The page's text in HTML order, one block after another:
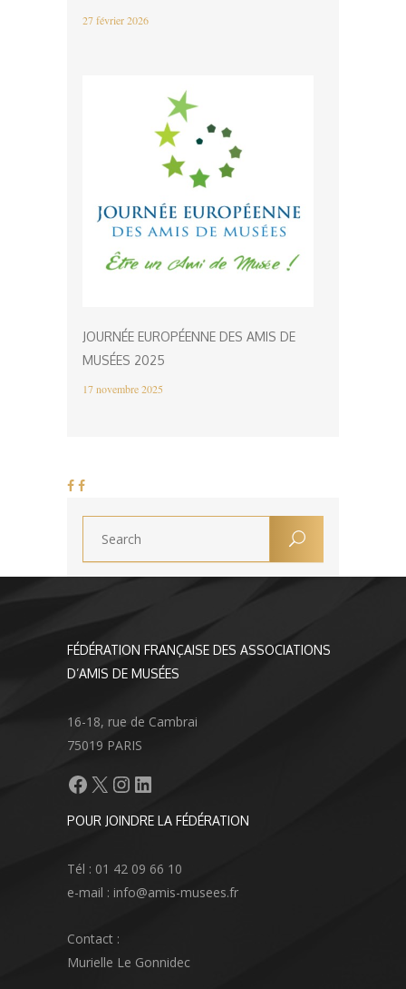
27 février 2026
JOURNÉE EUROPÉENNE DES AMIS DE
MUSÉES 2025
17 novembre 2025
FÉDÉRATION FRANÇAISE DES ASSOCIATIONS
D’AMIS DE MUSÉES
16-18, rue de Cambrai
75019 PARIS
Facebook
X Instagram
LinkedIn
POUR JOINDRE LA FÉDÉRATION
Tél : 01 42 09 66 10
e-mail : info@amis-musees.fr
Contact :
Murielle Le Gonnidec